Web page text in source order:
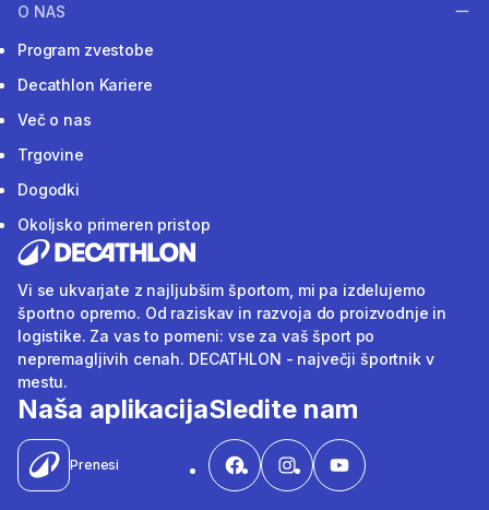
O NAS
Program zvestobe
Decathlon Kariere
Več o nas
Trgovine
Dogodki
Okoljsko primeren pristop
Vi se ukvarjate z najljubšim športom, mi pa izdelujemo
športno opremo. Od raziskav in razvoja do proizvodnje in
logistike. Za vas to pomeni: vse za vaš šport po
nepremagljivih cenah. DECATHLON - največji športnik v
mestu.
Naša aplikacija
Prenesi
Sledite nam